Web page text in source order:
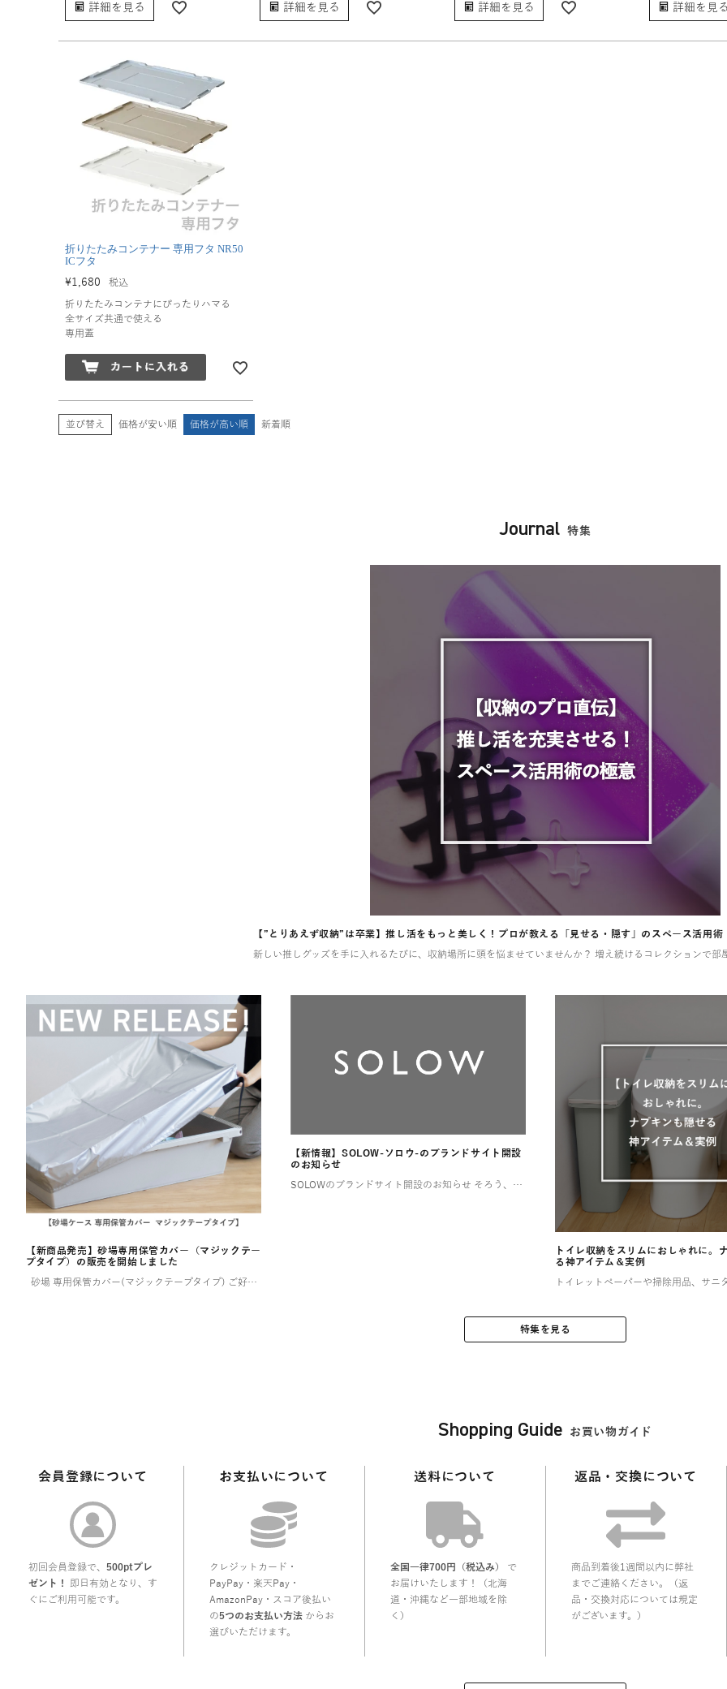
詳細を見る 詳細を見る 詳細を見る 詳細を見る
折りたたみコンテナー 専用フタ NR50
ICフタ
¥1,680
税込
折りたたみコンテナにぴったりハマる
全サイズ共通で使える
専用蓋
並び替え 価格が安い順 価格が高い順 新着順
Journal 特集
【”とりあえず収納”は卒業】推し活をもっと美しく！プロが教える「見せる・隠す」のスペース活用術
【新商品発売】砂場専用保管カバー（マジックテー
プタイプ）の販売を開始しました
砂場 専用保管カバー(マジックテープタイプ) ご好評いただいていた【ララサーブル】砂場専用保管カバーが、このたび新登場！ よりお求めやすい価格でご用意しました。 ✨ 新モデルは片面マジックテープ仕様 お好み […]
【新情報】SOLOW-ソロウ-のブランドサイト開設
のお知らせ
SOLOWのブランドサイト開設のお知らせ そろう、整う、満たされる 憧れるけれど、なかなか実現しない理想の暮らし。 そんな想いに寄り添い、 SOLOWが理想を叶えるお手伝いをします。 一つひとつ揃えるたびに住まいが整い、 […]
トイレ収納をスリムにおしゃれに。
る神アイテム＆実例
特集を見る
Shopping Guide お買い物ガイド
会員登録について
初回会員登録で、 500ptプレ
ゼント！
即日有効となり、す
ぐにご利用可能です。
お支払いについて
クレジットカード・
PayPay・楽天Pay・
AmazonPay・スコア後払い
の5つのお支払い方法からお
選びいただけます。
送料について
全国一律700円（税込み）
で
お届けいたします！（北海
道・沖縄など一部地域を除
く）
返品・交換について
商品到着後1週間以内に弊社
までご連絡ください。（返
品・交換対応については規定
がございます。）